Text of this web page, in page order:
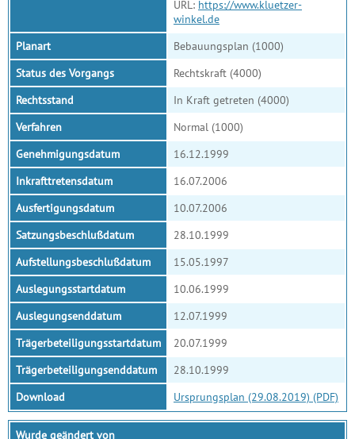
URL: https://www.kluetzer-
winkel.de
Planart
Bebauungsplan (1000)
Status des Vorgangs
Rechtskraft (4000)
Rechtsstand
In Kraft getreten (4000)
Verfahren
Normal (1000)
Genehmigungsdatum
16.12.1999
Inkrafttretensdatum
16.07.2006
Ausfertigungsdatum
10.07.2006
Satzungsbeschlußdatum
28.10.1999
Aufstellungsbeschlußdatum
15.05.1997
Auslegungsstartdatum
10.06.1999
Auslegungsenddatum
12.07.1999
Trägerbeteiligungsstartdatum
20.07.1999
Trägerbeteiligungsenddatum
28.10.1999
Download
Ursprungsplan (29.08.2019) (PDF)
Wurde geändert von